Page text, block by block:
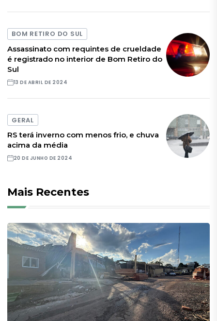
BOM RETIRO DO SUL
Assassinato com requintes de crueldade
é registrado no interior de Bom Retiro do
Sul
13 DE ABRIL DE 2024
GERAL
RS terá inverno com menos frio, e chuva
acima da média
20 DE JUNHO DE 2024
Mais Recentes